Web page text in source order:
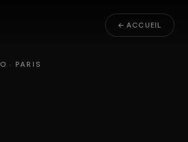
← ACCUEIL
· PARIS